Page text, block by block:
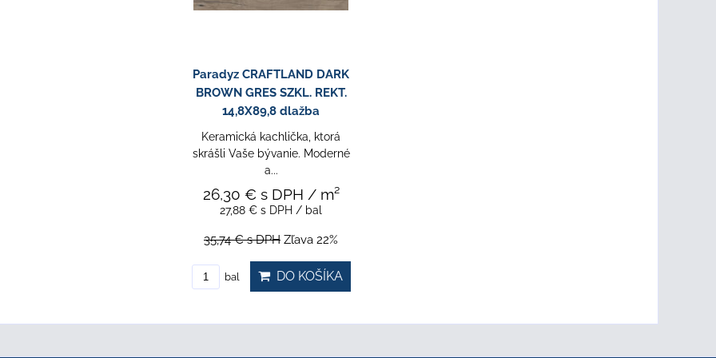
Paradyz CRAFTLAND DARK
BROWN GRES SZKL. REKT.
14,8X89,8 dlažba
Keramická kachlička, ktorá
skrášli Vaše bývanie. Moderné
a...
26,30 € s DPH / m²
27,88 € s DPH / bal
35,74 €s DPH Zľava 22%
bal DO KOŠÍKA